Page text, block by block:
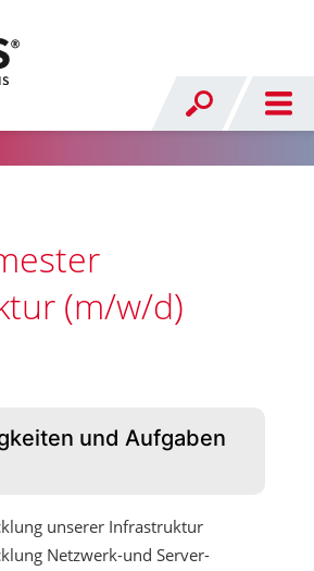
(m/w/d)
und Aufgaben
unserer Infrastruktur
Netzwerk-und Server-